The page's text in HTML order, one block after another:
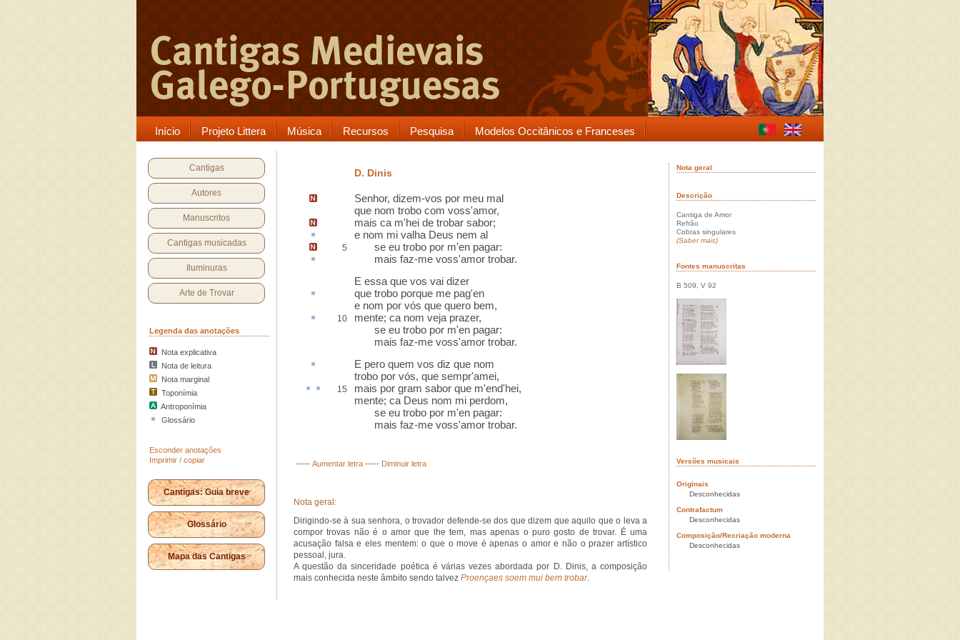
Início Projeto Littera Música Recursos Pesquisa Modelos Occitânicos e Franceses
Cantigas
Autores
Manuscritos
Cantigas musicadas
Iluminuras
Arte de Trovar
Legenda das anotações
Nota explicativa
Nota de leitura
Nota marginal
Toponímia
Antroponímia
Glossário
Esconder anotações
Imprimir / copiar
Cantigas: Guia breve
Glossário
Mapa das Cantigas
D. Dinis
Senhor, dizem-vos por meu mal
que nom trobo com voss'amor,
mais ca m'hei de trobar sabor;
e nom mi valha Deus nem al
5 se eu trobo por m'en pagar:
mais faz-me voss'amor trobar.
E essa que vos vai dizer
que trobo porque me pag'en
e nom por vós que quero bem,
10 mente; ca nom veja prazer,
se eu trobo por m'en pagar:
mais faz-me voss'amor trobar.
E pero quem vos diz que nom
trobo por vós, que sempr'amei,
15 mais por gram sabor que m'end'hei,
mente; ca Deus nom mi perdom,
se eu trobo por m'en pagar:
mais faz-me voss'amor trobar.
----- Aumentar letra ----- Diminuir letra
Nota geral:
Dirigindo-se à sua senhora, o trovador defende-se dos que dizem que aquilo que o leva a
compor trovas não é o amor que lhe tem, mas apenas o puro gosto de trovar. É uma
acusação falsa e eles mentem: o que o move é apenas o amor e não o prazer artístico
pessoal, jura.
A questão da sinceridade poética é várias vezes abordada por D. Dinis, a composição
mais conhecida neste âmbito sendo talvez Proençaes soem mui bem trobar.
Nota geral
Descrição
Cantiga de Amor
Refrão
Cobras singulares
(Saber mais)
Fontes manuscritas
B 509, V 92
Versões musicais
Originais
Desconhecidas
Contrafactum
Desconhecidas
Composição/Recriação moderna
Desconhecidas